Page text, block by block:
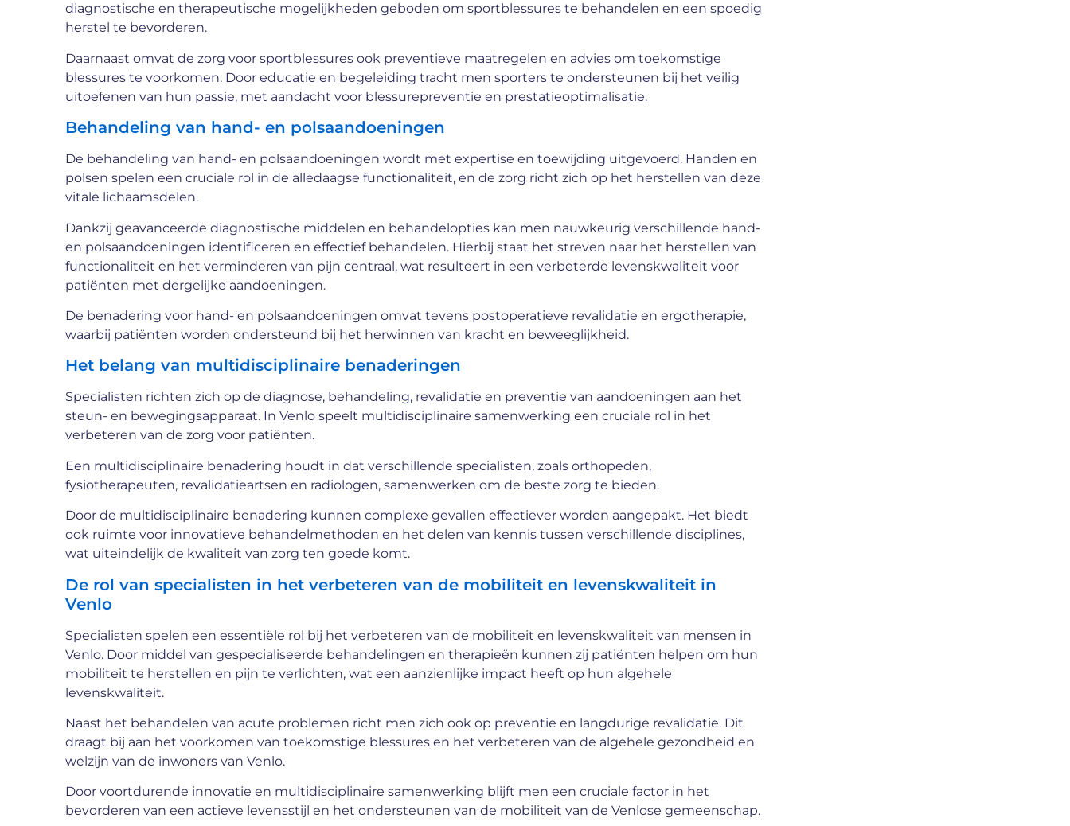
diagnostische en therapeutische mogelijkheden geboden om sportblessures te behandelen en een spoedig
herstel te bevorderen.
Daarnaast omvat de zorg voor sportblessures ook preventieve maatregelen en advies om toekomstige
blessures te voorkomen. Door educatie en begeleiding tracht men sporters te ondersteunen bij het veilig
uitoefenen van hun passie, met aandacht voor blessurepreventie en prestatieoptimalisatie.
Behandeling van hand- en polsaandoeningen
De behandeling van hand- en polsaandoeningen wordt met expertise en toewijding uitgevoerd. Handen en
polsen spelen een cruciale rol in de alledaagse functionaliteit, en de zorg richt zich op het herstellen van deze
vitale lichaamsdelen.
Dankzij geavanceerde diagnostische middelen en behandelopties kan men nauwkeurig verschillende hand-
en polsaandoeningen identificeren en effectief behandelen. Hierbij staat het streven naar het herstellen van
functionaliteit en het verminderen van pijn centraal, wat resulteert in een verbeterde levenskwaliteit voor
patiënten met dergelijke aandoeningen.
De benadering voor hand- en polsaandoeningen omvat tevens postoperatieve revalidatie en ergotherapie,
waarbij patiënten worden ondersteund bij het herwinnen van kracht en beweeglijkheid.
Het belang van multidisciplinaire benaderingen
Specialisten richten zich op de diagnose, behandeling, revalidatie en preventie van aandoeningen aan het
steun- en bewegingsapparaat. In Venlo speelt multidisciplinaire samenwerking een cruciale rol in het
verbeteren van de zorg voor patiënten.
Een multidisciplinaire benadering houdt in dat verschillende specialisten, zoals orthopeden,
fysiotherapeuten, revalidatieartsen en radiologen, samenwerken om de beste zorg te bieden.
Door de multidisciplinaire benadering kunnen complexe gevallen effectiever worden aangepakt. Het biedt
ook ruimte voor innovatieve behandelmethoden en het delen van kennis tussen verschillende disciplines,
wat uiteindelijk de kwaliteit van zorg ten goede komt.
De rol van specialisten in het verbeteren van de mobiliteit en levenskwaliteit in
Venlo
Specialisten spelen een essentiële rol bij het verbeteren van de mobiliteit en levenskwaliteit van mensen in
Venlo. Door middel van gespecialiseerde behandelingen en therapieën kunnen zij patiënten helpen om hun
mobiliteit te herstellen en pijn te verlichten, wat een aanzienlijke impact heeft op hun algehele
levenskwaliteit.
Naast het behandelen van acute problemen richt men zich ook op preventie en langdurige revalidatie. Dit
draagt bij aan het voorkomen van toekomstige blessures en het verbeteren van de algehele gezondheid en
welzijn van de inwoners van Venlo.
Door voortdurende innovatie en multidisciplinaire samenwerking blijft men een cruciale factor in het
bevorderen van een actieve levensstijl en het ondersteunen van de mobiliteit van de Venlose gemeenschap.